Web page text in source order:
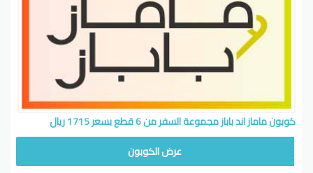
كوبون ماماز اند باباز مجموعة السفر من 6 قطع بسعر 1715 ريال
عرض الكوبون